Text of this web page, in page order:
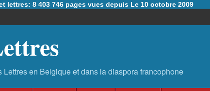
lettres: 8 403 746 pages vues depuis Le 10 octobre 2009